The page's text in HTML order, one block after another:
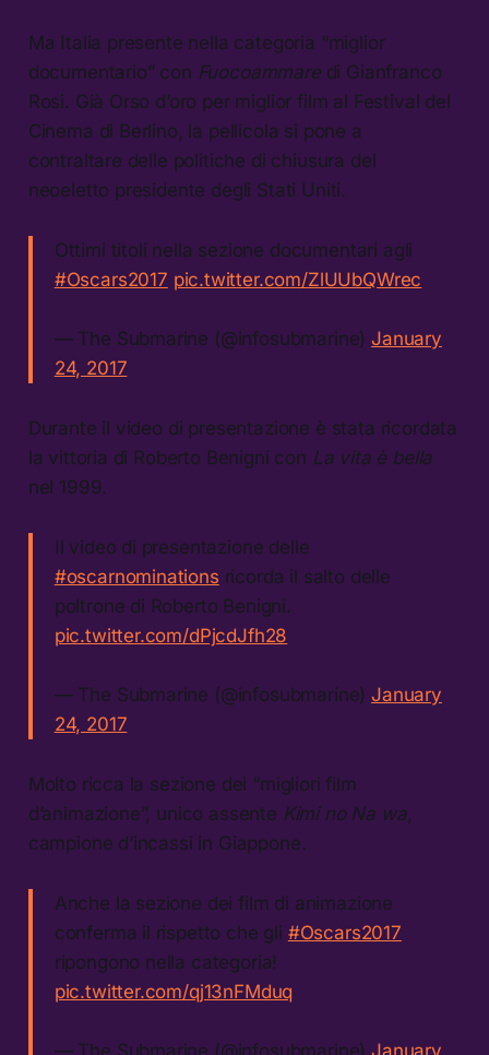
Ma Italia presente nella categoria “miglior
documentario” con Fuocoammare di Gianfranco
Rosi. Già Orso d’oro per miglior film al Festival del
Cinema di Berlino, la pellicola si pone a
contraltare delle politiche di chiusura del
neoeletto presidente degli Stati Uniti.
Ottimi titoli nella sezione documentari agli
#Oscars2017 pic.twitter.com/ZlUUbQWrec
— The Submarine (@infosubmarine)January
24, 2017
Durante il video di presentazione è stata ricordata
la vittoria di Roberto Benigni con La vita è bella
nel 1999.
Il video di presentazione delle
#oscarnominations ricorda il salto delle
poltrone di Roberto Benigni.
pic.twitter.com/dPjcdJfh28
— The Submarine (@infosubmarine)January
24, 2017
Molto ricca la sezione dei “migliori film
d’animazione”, unico assente Kimi no Na wa,
campione d’incassi in Giappone.
Anche la sezione dei film di animazione
conferma il rispetto che gli #Oscars2017
ripongono nella categoria!
pic.twitter.com/qj13nFMduq
— The Submarine (@infosubmarine)January